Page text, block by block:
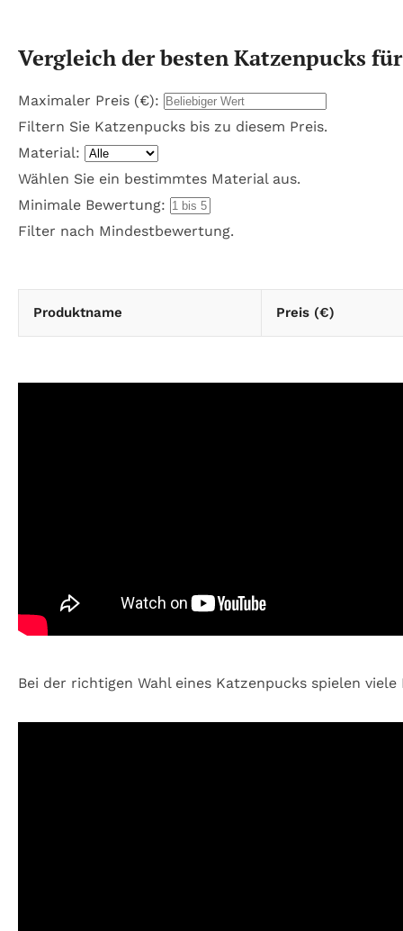
Vergleich der besten Katzenpucks
Maximaler Preis (€):
Filtern Sie Katzenpucks bis zu diesem Preis.
Material:
Wählen Sie ein bestimmtes Material aus.
Minimale Bewertung:
Filter nach Mindestbewertung.
Produktname Preis (€)
Bei der richtigen Wahl eines Katzenpucks spielen